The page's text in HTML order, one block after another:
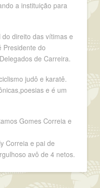
a instituição para
direito das vítimas e
Presidente do
de Carreira.
judô e karatê.
e é um
Gomes Correia e
Correia e pai de
avô de 4 netos.